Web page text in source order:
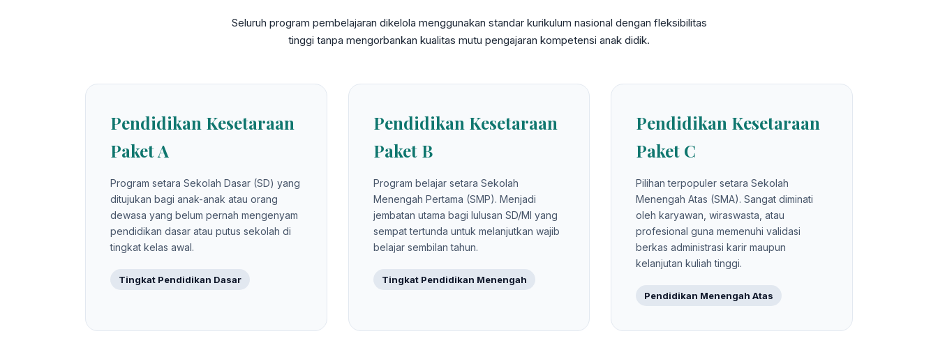
Seluruh program pembelajaran dikelola menggunakan standar kurikulum nasional dengan fleksibilitas
tinggi tanpa mengorbankan kualitas mutu pengajaran kompetensi anak didik.
Pendidikan Kesetaraan
Paket A
Program setara Sekolah Dasar (SD) yang
ditujukan bagi anak-anak atau orang
dewasa yang belum pernah mengenyam
pendidikan dasar atau putus sekolah di
tingkat kelas awal.
Tingkat Pendidikan Dasar
Pendidikan Kesetaraan
Paket B
Program belajar setara Sekolah
Menengah Pertama (SMP). Menjadi
jembatan utama bagi lulusan SD/MI yang
sempat tertunda untuk melanjutkan wajib
belajar sembilan tahun.
Tingkat Pendidikan Menengah
Pendidikan Kesetaraan
Paket C
Pilihan terpopuler setara Sekolah
Menengah Atas (SMA). Sangat diminati
oleh karyawan, wiraswasta, atau
profesional guna memenuhi validasi
berkas administrasi karir maupun
kelanjutan kuliah tinggi.
Pendidikan Menengah Atas